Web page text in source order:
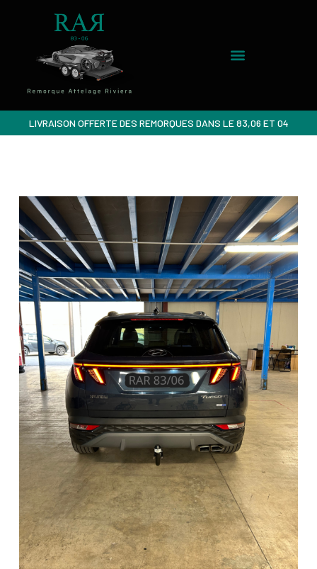
LIVRAISON OFFERTE DES REMORQUES DANS LE 83,06 ET 04